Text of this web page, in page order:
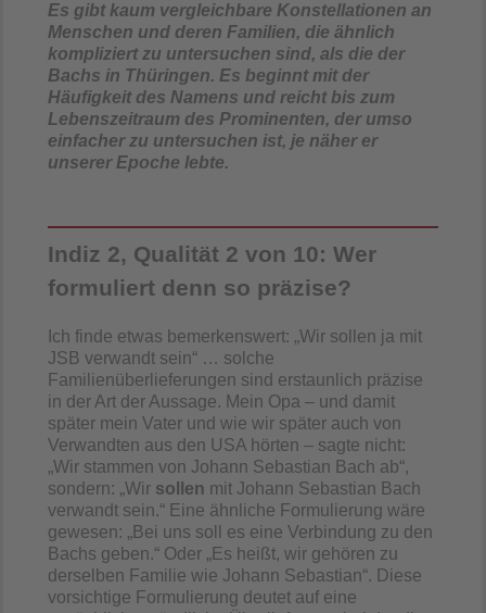
Es gibt kaum vergleichbare Konstellationen an
Menschen und deren Familien, die ähnlich
kompliziert zu untersuchen sind, als die der
Bachs in Thüringen. Es beginnt mit der
Häufigkeit des Namens und reicht bis zum
Lebenszeitraum des Prominenten, der umso
einfacher zu untersuchen ist, je näher er
unserer Epoche lebte.
Indiz 2, Qualität 2 von 10: Wer
formuliert denn so präzise?
Ich finde etwas bemerkenswert: „Wir sollen ja mit
JSB verwandt sein“ … solche
Familienüberlieferungen sind erstaunlich präzise
in der Art der Aussage. Mein Opa – und damit
später mein Vater und wie wir später auch von
Verwandten aus den USA hörten – sagte nicht:
„Wir stammen von Johann Sebastian Bach ab“,
sondern: „Wir sollen mit Johann Sebastian Bach
verwandt sein.“ Eine ähnliche Formulierung wäre
gewesen: „Bei uns soll es eine Verbindung zu den
Bachs geben.“ Oder „Es heißt, wir gehören zu
derselben Familie wie Johann Sebastian“. Diese
vorsichtige Formulierung deutet auf eine